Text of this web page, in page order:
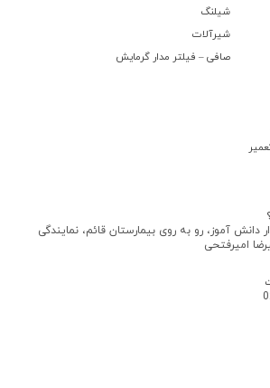
شیلنگ
شیرآلات
صافی – فیلتر مدار گرمایش
دانش آموز، رو به روی بیمارستان قائم، نمایندگی
امیرفتحی